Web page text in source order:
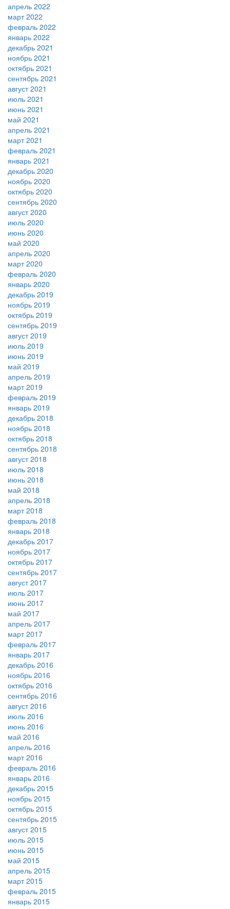
апрель 2022
март 2022
февраль 2022
январь 2022
декабрь 2021
ноябрь 2021
октябрь 2021
сентябрь 2021
август 2021
июль 2021
июнь 2021
май 2021
апрель 2021
март 2021
февраль 2021
январь 2021
декабрь 2020
ноябрь 2020
октябрь 2020
сентябрь 2020
август 2020
июль 2020
июнь 2020
май 2020
апрель 2020
март 2020
февраль 2020
январь 2020
декабрь 2019
ноябрь 2019
октябрь 2019
сентябрь 2019
август 2019
июль 2019
июнь 2019
май 2019
апрель 2019
март 2019
февраль 2019
январь 2019
декабрь 2018
ноябрь 2018
октябрь 2018
сентябрь 2018
август 2018
июль 2018
июнь 2018
май 2018
апрель 2018
март 2018
февраль 2018
январь 2018
декабрь 2017
ноябрь 2017
октябрь 2017
сентябрь 2017
август 2017
июль 2017
июнь 2017
май 2017
апрель 2017
март 2017
февраль 2017
январь 2017
декабрь 2016
ноябрь 2016
октябрь 2016
сентябрь 2016
август 2016
июль 2016
июнь 2016
май 2016
апрель 2016
март 2016
февраль 2016
январь 2016
декабрь 2015
ноябрь 2015
октябрь 2015
сентябрь 2015
август 2015
июль 2015
июнь 2015
май 2015
апрель 2015
март 2015
февраль 2015
январь 2015